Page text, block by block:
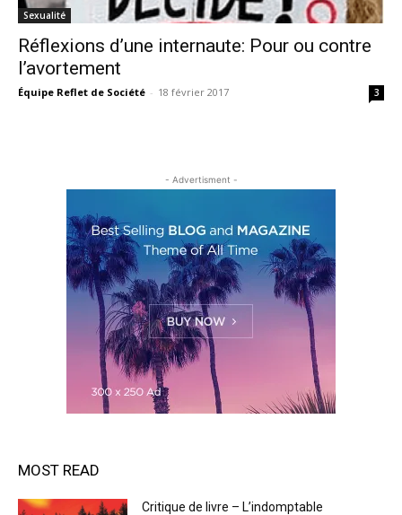
Sexualité
Réflexions d’une internaute: Pour ou contre
l’avortement
Équipe Reflet de Société - 18 février 2017 3
- Advertisment -
MOST READ
Critique de livre – L’indomptable